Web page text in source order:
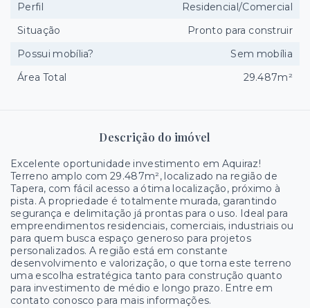
Descrição do imóvel
Excelente oportunidade investimento em Aquiraz!
Terreno amplo com 29.487m², localizado na região de
Tapera, com fácil acesso a ótima localização, próximo à
pista. A propriedade é totalmente murada, garantindo
segurança e delimitação já prontas para o uso. Ideal para
empreendimentos residenciais, comerciais, industriais ou
para quem busca espaço generoso para projetos
personalizados. A região está em constante
desenvolvimento e valorização, o que torna este terreno
uma escolha estratégica tanto para construção quanto
para investimento de médio e longo prazo. Entre em
contato conosco para mais informações.
Perfil
Residencial/Comercial
Situação
Pronto para construir
Possui mobília?
Sem mobília
Área Total
29.487m²